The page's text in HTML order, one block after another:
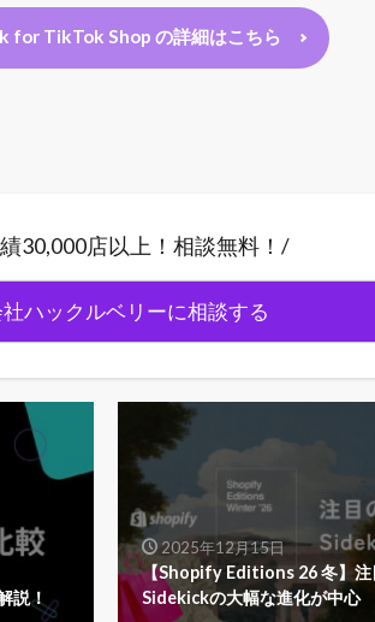
for TikTok Shop の詳細はこちら
30,000店以上！相談無料！/
ハックルベリーに相談する
説！
2025年12月15日
【Shopify Editions 26 冬】注
Sidekickの大幅な進化が中心